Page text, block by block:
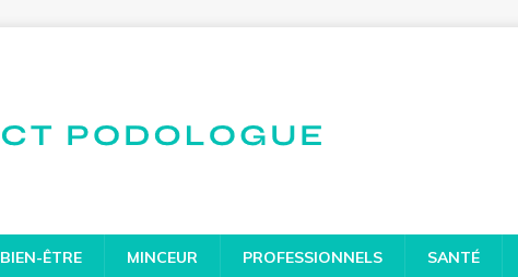
BIEN-ÊTRE MINCEUR PROFESSIONNELS SANTÉ